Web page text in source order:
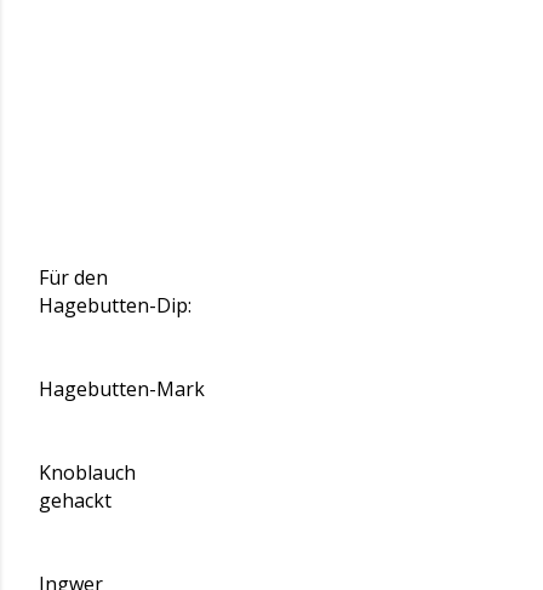
Für den
Hagebutten-Dip:
Hagebutten-Mark
Knoblauch
gehackt
Ingwer